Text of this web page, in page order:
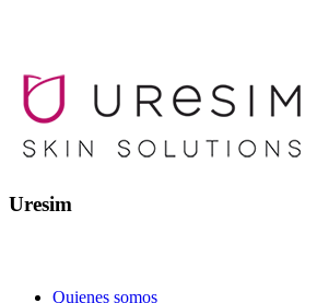
Uresim
Quienes somos